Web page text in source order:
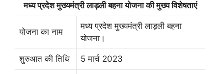
मध्य प्रदेश मुख्यमंत्री लाड़ली बहना योजना की मुख्य विशेषताएं
योजना का नाम
मध्य प्रदेश मुख्यमंत्री लाड़ली बहना
योजना।
शुरुआत की तिथि 5 मार्च 2023